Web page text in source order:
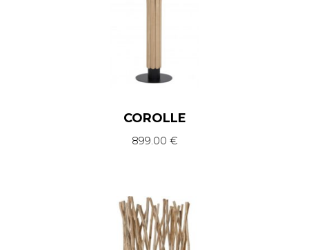
COROLLE
899.00 €